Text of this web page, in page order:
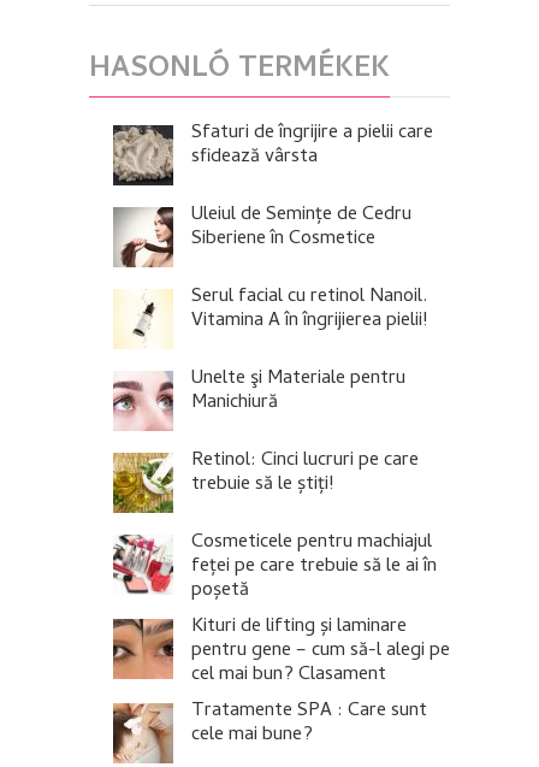
HASONLÓ TERMÉKEK
Sfaturi de îngrijire a pielii care
sfidează vârsta
Uleiul de Semințe de Cedru
Siberiene în Cosmetice
Serul facial cu retinol Nanoil.
Vitamina A în îngrijierea pielii!
Unelte şi Materiale pentru
Manichiură
Retinol: Cinci lucruri pe care
trebuie să le știți!
Cosmeticele pentru machiajul
feței pe care trebuie să le ai în
poșetă
Kituri de lifting și laminare
pentru gene – cum să-l alegi pe
cel mai bun? Clasament
Tratamente SPA : Care sunt
cele mai bune?